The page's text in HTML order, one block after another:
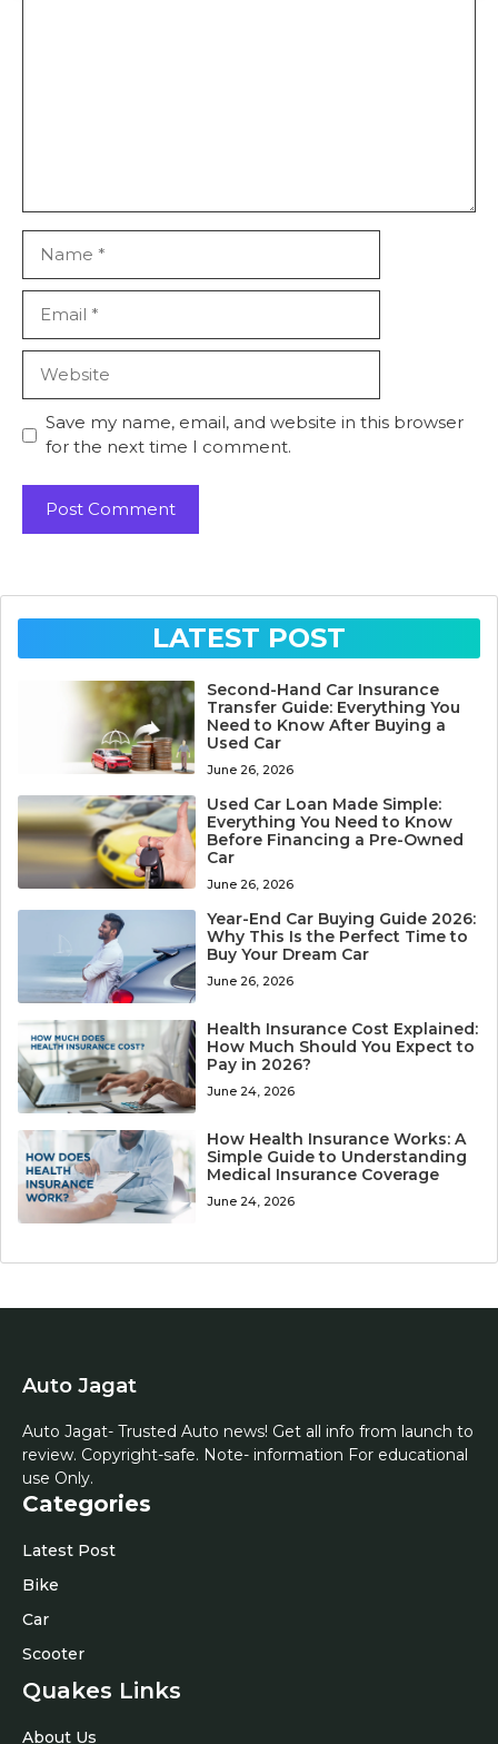
Save my name, email, and website in this browser
for the next time I comment.
LATEST POST
Second-Hand Car Insurance
Transfer Guide: Everything You
Need to Know After Buying a
Used Car
June 26, 2026
Used Car Loan Made Simple:
Everything You Need to Know
Before Financing a Pre-Owned
Car
June 26, 2026
Year-End Car Buying Guide 2026:
Why This Is the Perfect Time to
Buy Your Dream Car
June 26, 2026
Health Insurance Cost Explained:
How Much Should You Expect to
Pay in 2026?
June 24, 2026
How Health Insurance Works: A
Simple Guide to Understanding
Medical Insurance Coverage
June 24, 2026
Auto Jagat
Auto Jagat- Trusted Auto news! Get all info from launch to
review. Copyright-safe. Note- information For educational
use Only.
Categories
Latest Post
Bike
Car
Scooter
Quakes Links
About Us